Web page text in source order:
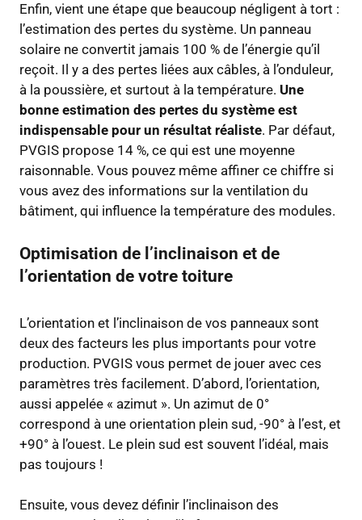
Enfin, vient une étape que beaucoup négligent à tort :
l’estimation des pertes du système. Un panneau
solaire ne convertit jamais 100 % de l’énergie qu’il
reçoit. Il y a des pertes liées aux câbles, à l’onduleur,
à la poussière, et surtout à la température. Une
bonne estimation des pertes du système est
indispensable pour un résultat réaliste. Par défaut,
PVGIS propose 14 %, ce qui est une moyenne
raisonnable. Vous pouvez même affiner ce chiffre si
vous avez des informations sur la ventilation du
bâtiment, qui influence la température des modules.
Optimisation de l’inclinaison et de
l’orientation de votre toiture
L’orientation et l’inclinaison de vos panneaux sont
deux des facteurs les plus importants pour votre
production. PVGIS vous permet de jouer avec ces
paramètres très facilement. D’abord, l’orientation,
aussi appelée « azimut ». Un azimut de 0°
correspond à une orientation plein sud, -90° à l’est, et
+90° à l’ouest. Le plein sud est souvent l’idéal, mais
pas toujours !
Ensuite, vous devez définir l’inclinaison des